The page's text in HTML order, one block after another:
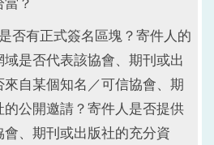
？
否有正式簽名區塊？寄件人的
域是否代表該協會、期刊或出
來自某個知名／可信協會、期
的公開邀請？寄件人是否提供
會、期刊或出版社的充分資